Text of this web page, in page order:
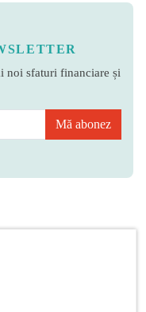
noi sfaturi financiare și
Mă abonez